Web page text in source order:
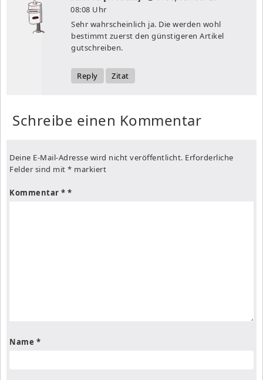
08:08 Uhr
Sehr wahrscheinlich ja. Die werden wohl
bestimmt zuerst den günstigeren Artikel
gutschreiben.
Reply Zitat
Schreibe einen Kommentar
Deine E-Mail-Adresse wird nicht veröffentlicht. Erforderliche
Felder sind mit * markiert
Kommentar *
Name *